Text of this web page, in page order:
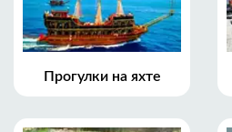
Прогулки на яхте